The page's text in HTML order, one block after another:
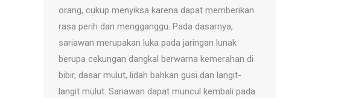
orang, cukup menyiksa karena dapat memberikan
rasa perih dan mengganggu. Pada dasarnya,
sariawan merupakan luka pada jaringan lunak
berupa cekungan dangkal berwarna kemerahan di
bibir, dasar mulut, lidah bahkan gusi dan langit-
langit mulut. Sariawan dapat muncul kembali pada